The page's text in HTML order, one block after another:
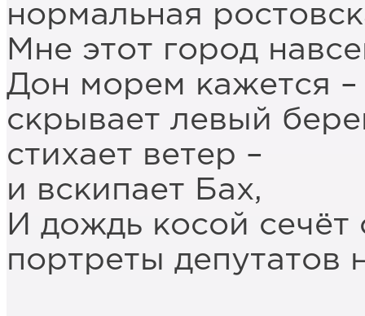
нормальная
Мне этот город
Дон морем кажется –
скрывает левый
стихает ветер –
и вскипает Бах,
И дождь косой сечёт
портреты депутатов